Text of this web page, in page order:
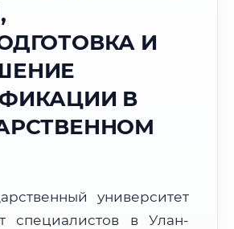
г. Улан-Удэ: +19°C, Погода
670000–670999
МСК+5 (UTC+8)
И
В
университет
специалистов в Улан-